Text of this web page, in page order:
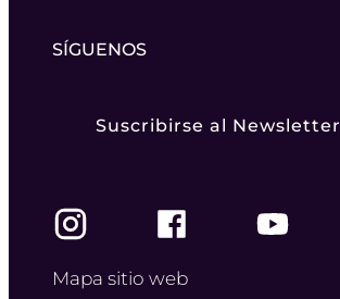
SÍGUENOS
Suscribirse al Newsletter
Mapa sitio web